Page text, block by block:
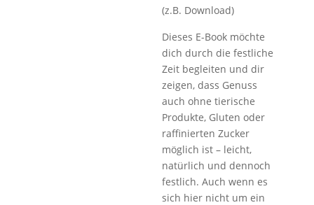
(z.B. Download)
Dieses E-Book möchte
dich durch die festliche
Zeit begleiten und dir
zeigen, dass Genuss
auch ohne tierische
Produkte, Gluten oder
raffinierten Zucker
möglich ist – leicht,
natürlich und dennoch
festlich. Auch wenn es
sich hier nicht um ein